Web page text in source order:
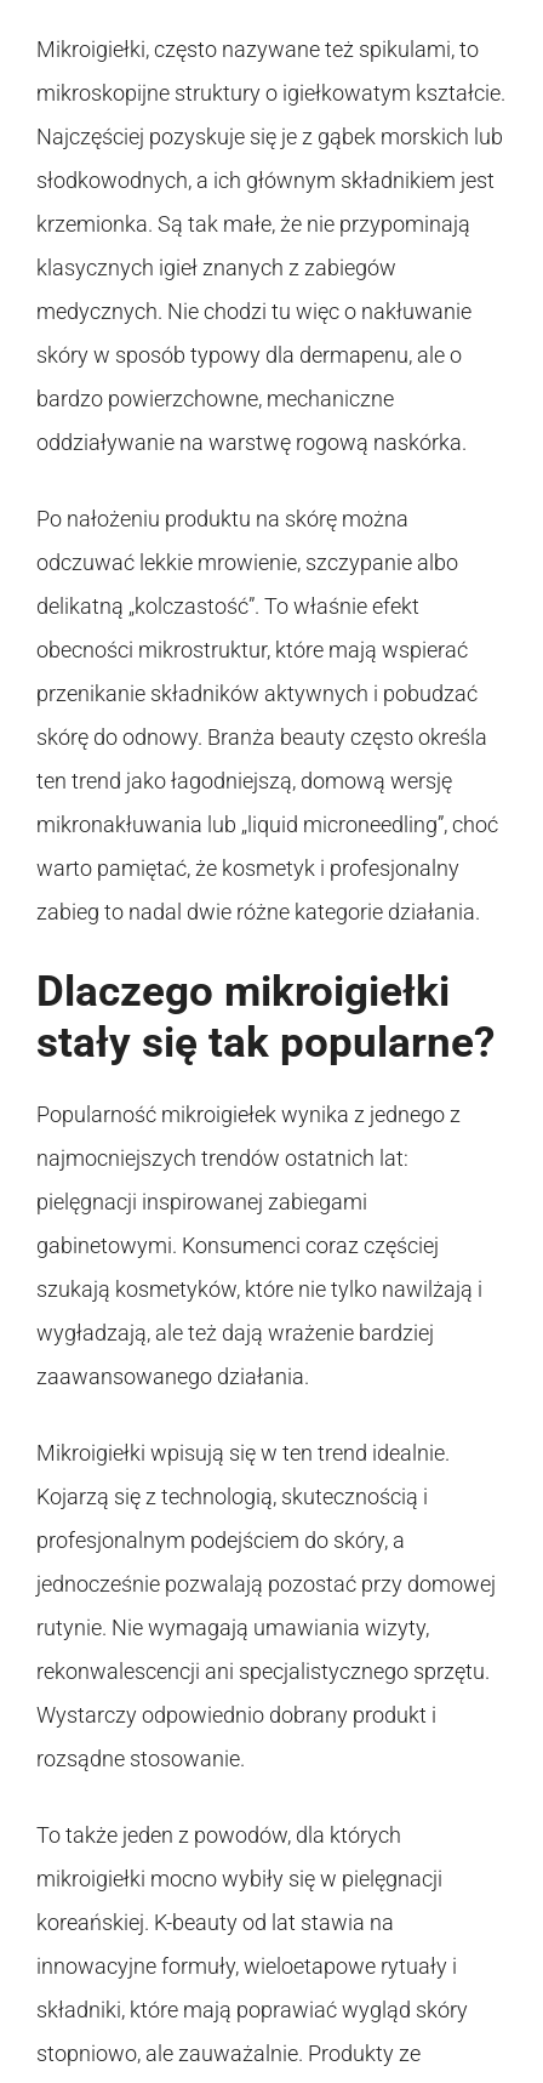
Mikroigiełki, często nazywane też spikulami, to
mikroskopijne struktury o igiełkowatym kształcie.
Najczęściej pozyskuje się je z gąbek morskich lub
słodkowodnych, a ich głównym składnikiem jest
krzemionka. Są tak małe, że nie przypominają
klasycznych igieł znanych z zabiegów
medycznych. Nie chodzi tu więc o nakłuwanie
skóry w sposób typowy dla dermapenu, ale o
bardzo powierzchowne, mechaniczne
oddziaływanie na warstwę rogową naskórka.
Po nałożeniu produktu na skórę można
odczuwać lekkie mrowienie, szczypanie albo
delikatną „kolczastość”. To właśnie efekt
obecności mikrostruktur, które mają wspierać
przenikanie składników aktywnych i pobudzać
skórę do odnowy. Branża beauty często określa
ten trend jako łagodniejszą, domową wersję
mikronakłuwania lub „liquid microneedling”, choć
warto pamiętać, że kosmetyk i profesjonalny
zabieg to nadal dwie różne kategorie działania.
Dlaczego mikroigiełki
stały się tak popularne?
Popularność mikroigiełek wynika z jednego z
najmocniejszych trendów ostatnich lat:
pielęgnacji inspirowanej zabiegami
gabinetowymi. Konsumenci coraz częściej
szukają kosmetyków, które nie tylko nawilżają i
wygładzają, ale też dają wrażenie bardziej
zaawansowanego działania.
Mikroigiełki wpisują się w ten trend idealnie.
Kojarzą się z technologią, skutecznością i
profesjonalnym podejściem do skóry, a
jednocześnie pozwalają pozostać przy domowej
rutynie. Nie wymagają umawiania wizyty,
rekonwalescencji ani specjalistycznego sprzętu.
Wystarczy odpowiednio dobrany produkt i
rozsądne stosowanie.
To także jeden z powodów, dla których
mikroigiełki mocno wybiły się w pielęgnacji
koreańskiej. K-beauty od lat stawia na
innowacyjne formuły, wieloetapowe rytuały i
składniki, które mają poprawiać wygląd skóry
stopniowo, ale zauważalnie. Produkty ze